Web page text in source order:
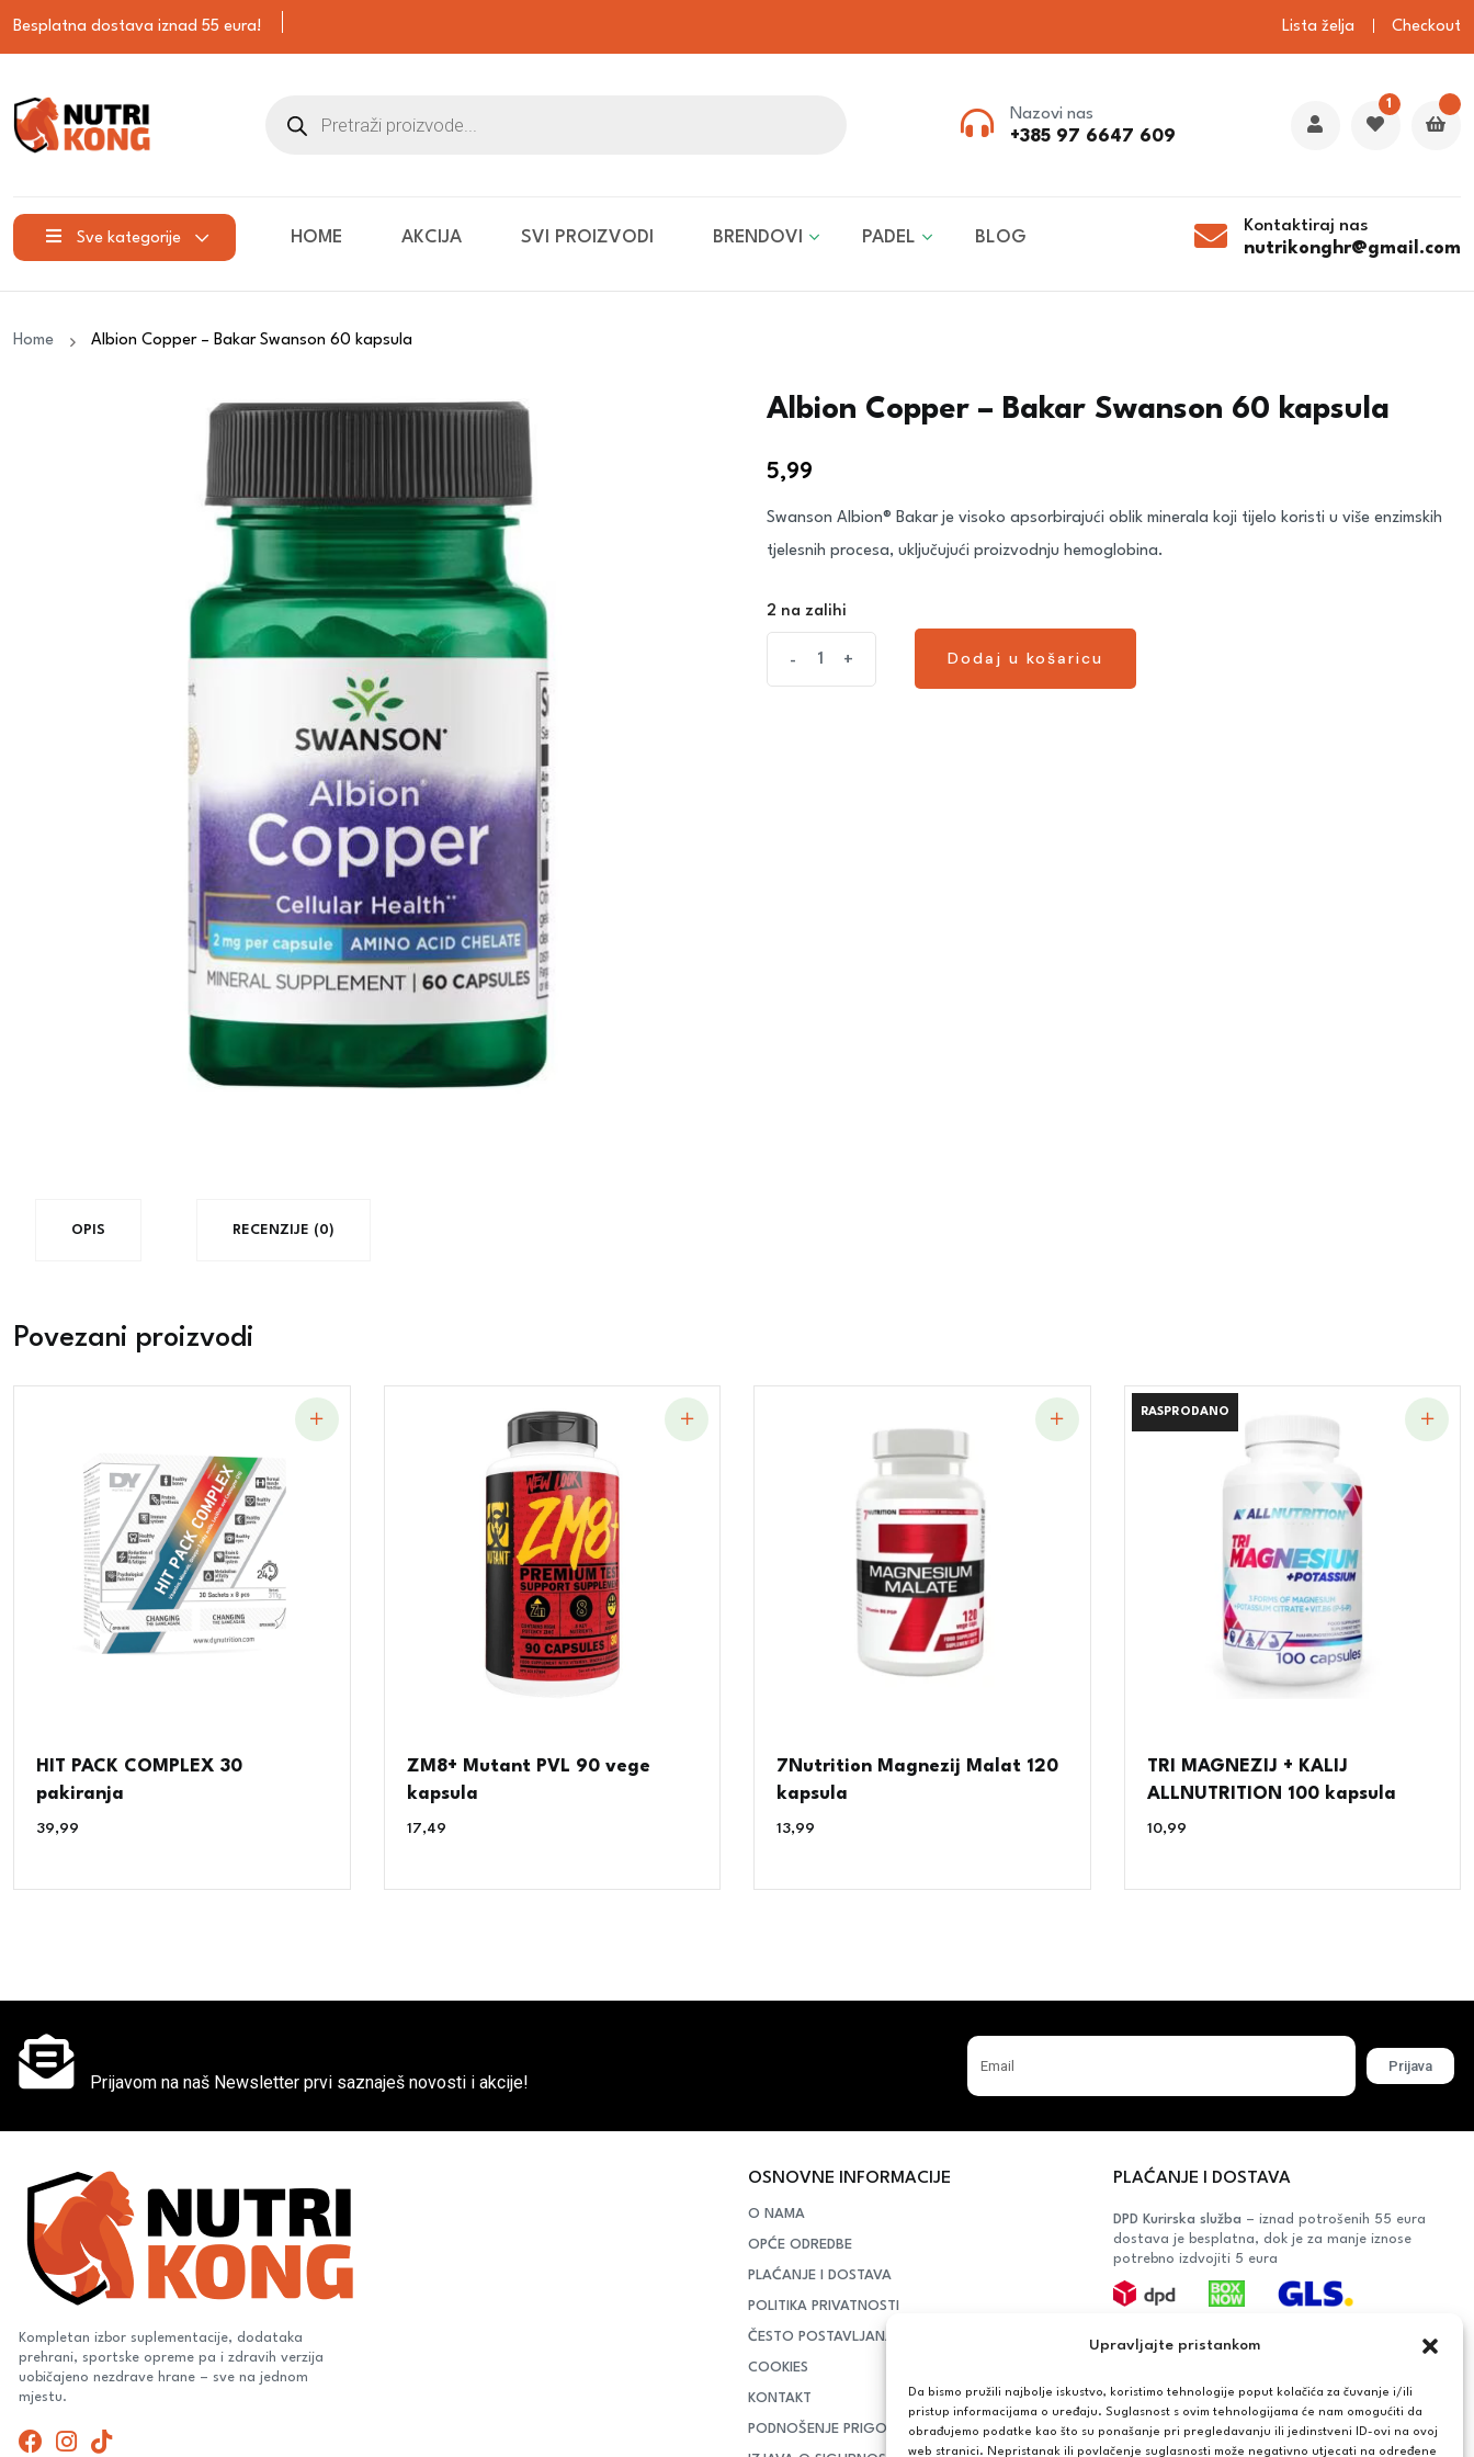
Upravljajte pristankom
Da bismo pružili najbolje iskustvo, koristimo tehnologije poput kolačića za čuvanje i/ili
pristup informacijama o uređaju. Suglasnost s ovim tehnologijama će nam omogućiti da
obrađujemo podatke kao što su ponašanje pri pregledavanju ili jedinstveni ID-ovi na ovoj
web stranici. Nepristanak ili povlačenje suglasnosti može negativno utjecati na određene
Besplatna dostava iznad 55 eura! Lista želja Checkout
Nazovi nas
+385 97 6647 609
1
Sve kategorije HOME AKCIJA SVI PROIZVODI BRENDOVI PADEL BLOG
Kontaktiraj nas
nutrikonghr@gmail.com
Home Albion Copper – Bakar Swanson 60 kapsula
Albion Copper – Bakar Swanson 60 kapsula
5,99
Swanson Albion® Bakar je visoko apsorbirajući oblik minerala koji tijelo koristi u više enzimskih
tjelesnih procesa, uključujući proizvodnju hemoglobina.
2 na zalihi
- +
Dodaj u košaricu
OPIS RECENZIJE (0)
Povezani proizvodi
HIT PACK COMPLEX 30
pakiranja
39,99
ZM8+ Mutant PVL 90 vege
kapsula
17,49
7Nutrition Magnezij Malat 120
kapsula
13,99
RASPRODANO
RASPRODANO
TRI MAGNEZIJ + KALIJ
ALLNUTRITION 100 kapsula
10,99
Prijavom na naš Newsletter prvi saznaješ novosti i akcije!
Prijava
Kompletan izbor suplementacije, dodataka
prehrani, sportske opreme pa i zdravih verzija
uobičajeno nezdrave hrane – sve na jednom
mjestu.
OSNOVNE INFORMACIJE
O NAMA
OPĆE ODREDBE
PLAĆANJE I DOSTAVA
POLITIKA PRIVATNOSTI
ČESTO POSTAVLJANA PITANJA
COOKIES
KONTAKT
PODNOŠENJE PRIGOVORA POTROŠAČA
PLAĆANJE I DOSTAVA
DPD Kurirska služba – iznad potrošenih 55 eura
dostava je besplatna, dok je za manje iznose
potrebno izdvojiti 5 eura
Bankovna transakcija, plaćanje prilikom